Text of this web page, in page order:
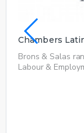
Chambers
Brons & Salas
Labour &